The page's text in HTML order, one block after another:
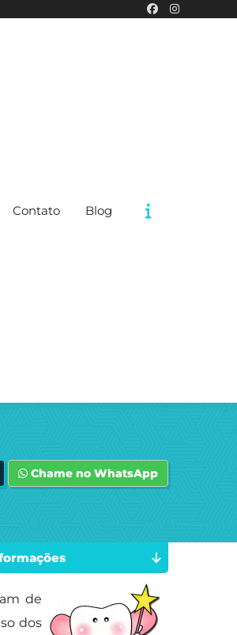
Contato Blog
Chame no WhatsApp
de
dos